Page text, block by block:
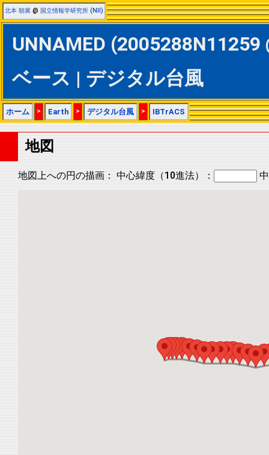
北本 朝展 @ 国立情報学研究所 (NII)
UNNAMED
ベース | デジタル台風
ホーム > Earth > デジタル台風 > IBTrACS
地図
地図上への円の描画： 中心緯度（10進法）：